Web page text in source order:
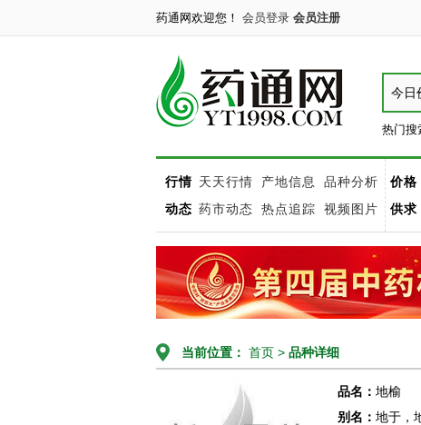
药通网欢迎您！ 会员登录 会员注册
今日
热门搜
行情 天天行情 产地信息
品种分析
动态 药市动态 热点追踪 视频图片
价格
供求
当前位置： 首页 > 品种详细
品名： 地榆
别名： 地于，